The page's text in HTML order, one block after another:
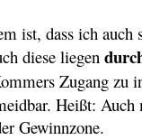
ist, dass ich auch
diese liegen
Zugang zu
Heißt: Auch
Gewinnzone.